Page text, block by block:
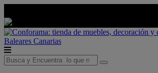
Baleares Canarias